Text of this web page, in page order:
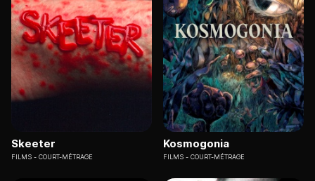
Skeeter
FILMS COURT-MÉTRAGE
Kosmogonia
FILMS COURT-MÉTRAGE